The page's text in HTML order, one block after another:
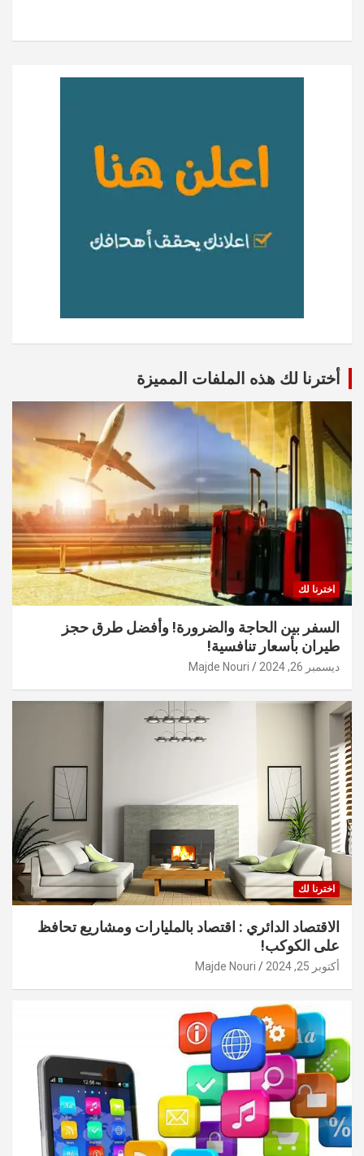
أخترنا لك هذه الملفات المميزة
اخترنا لك
السفر بين الحاجة والضرورة! وأفضل طرق حجز
طيران بأسعار تنافسية!
ديسمبر 26, 2024 Majde Nouri
اخترنا لك
الاقتصاد الدائري : اقتصاد بالمليارات ومشاريع تحافظ
على الكوكب!
أكتوبر 25, 2024 Majde Nouri